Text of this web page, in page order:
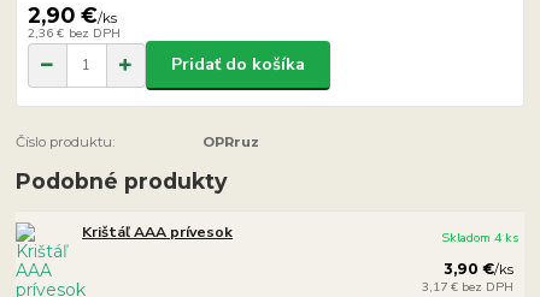
2,90 €/ks
2,36 € bez DPH
Pridať do košíka
Číslo produktu: OPRruz
Podobné produkty
Krištáľ AAA prívesok
3,90 €/ks
3,17 € bez DPH
Skladom 4 ks